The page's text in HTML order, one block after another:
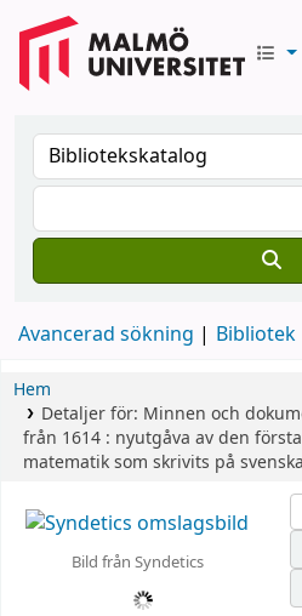
Avancerad sökning Bibliotek
Hem
Detaljer för: Minnen och
från 1614 : nyutgåva av den
matematik som skrivits på
Bild från Syndetics